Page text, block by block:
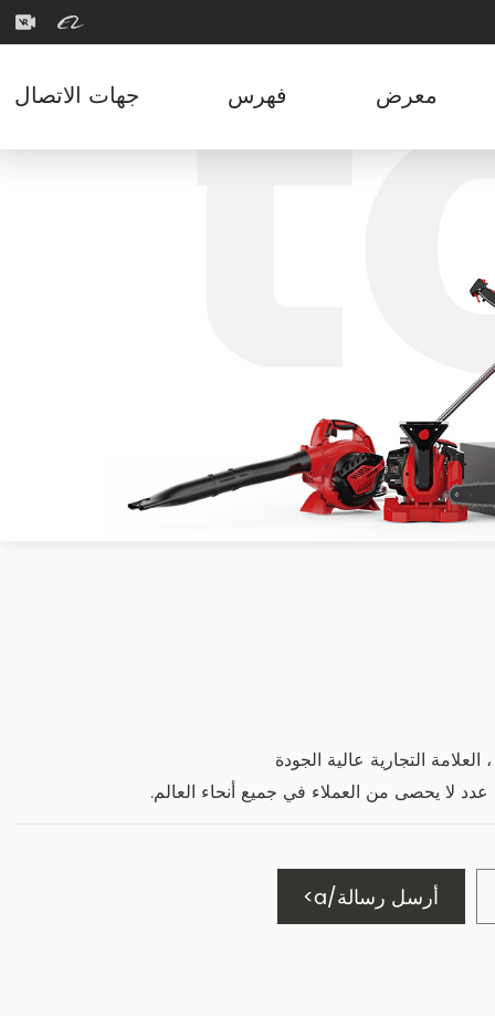
معرض فهرس جهات الاتصال
التجارية عالية الجودة
عدد لا يحصى من العملاء في جميع أنحاء العالم.
أرسل رسالة/a>